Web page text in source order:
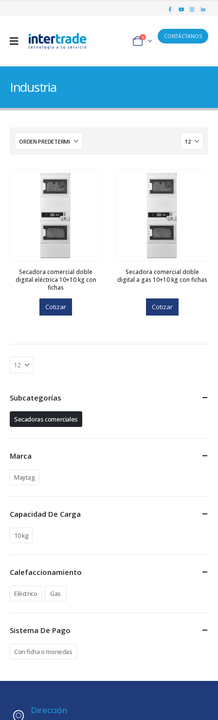
0 CONTÁCTANOS
Industria
Secadora comercial doble
digital eléctrica 10+10 kg con
fichas
Cotizar
Secadora comercial doble
digital a gas 10+10 kg con fichas
Cotizar
Subcategorías
Secadoras comerciales
Marca
Maytag
Capacidad De Carga
10 kg
Calefaccionamiento
Eléctrico Gas
Sistema De Pago
Con ficha o monedas
Dirección